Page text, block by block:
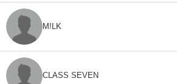
M!LK
CLASS SEVEN